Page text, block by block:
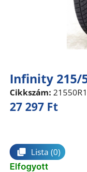
Infinity 215/
Cikkszám:
27 297 Ft
Lista (0)
Elfogyott